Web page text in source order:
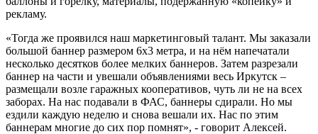
рекламу.
«Тогда же проявился наш маркетинговый талант. Мы заказали
большой баннер размером 6х3 метра, и на нём напечатали
несколько десятков более мелких баннеров. Затем разрезали
баннер на части и увешали объявлениями весь Иркутск –
размещали возле гаражных кооперативов, чуть ли не на всех
заборах. На нас подавали в ФАС, баннеры сдирали. Но мы
ездили каждую неделю и снова вешали их. Нас по этим
баннерам многие до сих пор помнят», - говорит Алексей.